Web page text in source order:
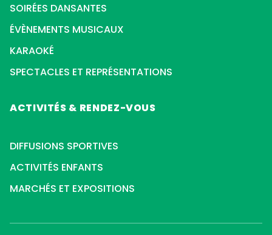
SOIRÉES DANSANTES
ÉVÈNEMENTS MUSICAUX
KARAOKÉ
SPECTACLES ET REPRÉSENTATIONS
ACTIVITÉS & RENDEZ-VOUS
DIFFUSIONS SPORTIVES
ACTIVITÉS ENFANTS
MARCHÉS ET EXPOSITIONS